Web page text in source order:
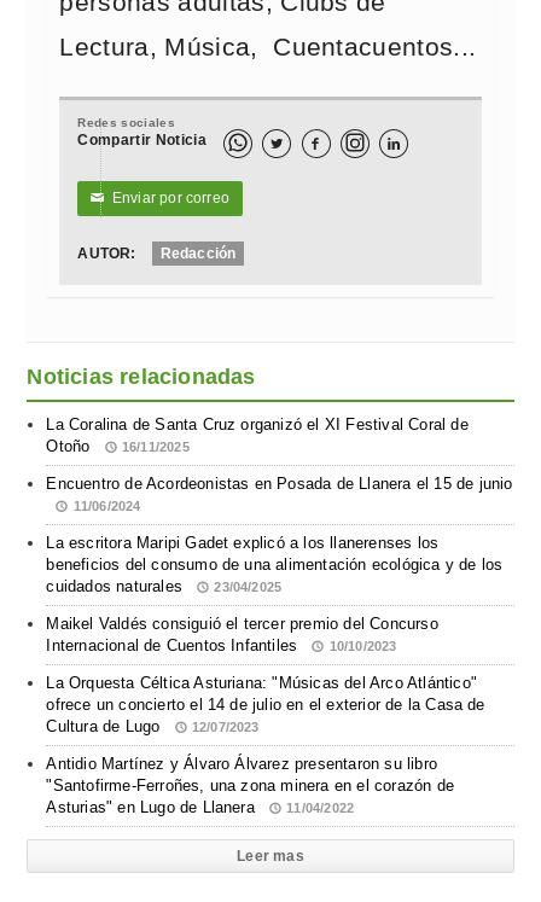
Lectura, Música, Cuentacuentos...
Redes sociales
Compartir Noticia   
✉ Enviar por correo
AUTOR: Redacción
Noticias relacionadas
La Coralina de Santa Cruz organizó el XI Festival Coral de
Otoño
16/11/2025
Encuentro de Acordeonistas en Posada de Llanera el 15 de junio
11/06/2024
La escritora Maripi Gadet explicó a los llanerenses los
beneficios del consumo de una alimentación ecológica y de los
cuidados naturales
23/04/2025
Maikel Valdés consiguió el tercer premio del Concurso
Internacional de Cuentos Infantiles
10/10/2023
La Orquesta Céltica Asturiana: "Músicas del Arco Atlántico"
ofrece un concierto el 14 de julio en el exterior de la Casa de
Cultura de Lugo
12/07/2023
Antidio Martínez y Álvaro Álvarez presentaron su libro
"Santofirme-Ferroñes, una zona minera en el corazón de
Asturias" en Lugo de Llanera
11/04/2022
Leer mas